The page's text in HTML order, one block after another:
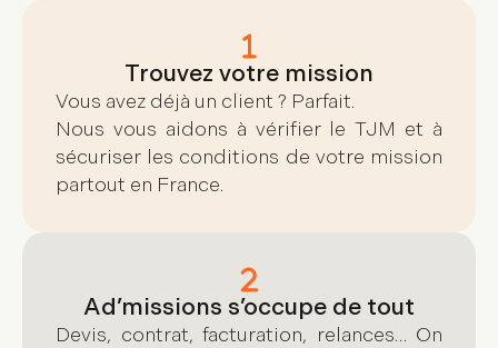
Trouvez votre mission
Vous avez déjà un client ? Parfait.
Nous vous aidons à vérifier le TJM et à
sécuriser les conditions de votre mission
partout en France.
Ad’missions s’occupe de tout
Devis, contrat, facturation, relances… On